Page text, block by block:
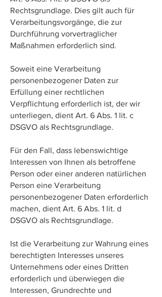
Rechtsgrundlage. Dies gilt auch für
Verarbeitungsvorgänge, die zur
Durchführung vorvertraglicher
Maßnahmen erforderlich sind.
Soweit eine Verarbeitung
personenbezogener Daten zur
Erfüllung einer rechtlichen
Verpflichtung erforderlich ist, der wir
unterliegen, dient Art. 6 Abs. 1 lit. c
DSGVO als Rechtsgrundlage.
Für den Fall, dass lebenswichtige
Interessen von Ihnen als betroffene
Person oder einer anderen natürlichen
Person eine Verarbeitung
personenbezogener Daten erforderlich
machen, dient Art. 6 Abs. 1 lit. d
DSGVO als Rechtsgrundlage.
Ist die Verarbeitung zur Wahrung eines
berechtigten Interesses unseres
Unternehmens oder eines Dritten
erforderlich und überwiegen die
Interessen, Grundrechte und